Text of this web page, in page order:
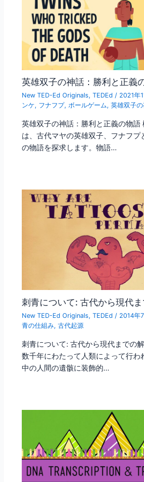
英雄双子の神話：勝利と正義
New TED-Ed Originals,TEDEd / 2021年
ンケ, フナフプ,ボールゲーム,英雄双子
英雄双子の神話：勝利と正義の物語
は、古代マヤの英雄双子、フナフプ
の物語を探求します。物語…
刺青について: 古代から現代
New TED-Ed Originals,TEDEd / 2014年
青の仕組み,古代起源
刺青について: 古代から現代までの
数千年にわたって人類によって行わ
中の人間の遺骸に装飾的…